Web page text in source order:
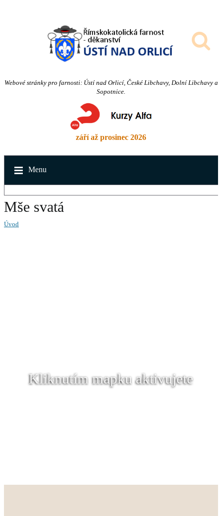
Webové stránky pro farnosti: Ústí nad Orlicí, České Libchavy, Dolní Libchavy a
Sopotnice.
září až prosinec 2026
Menu
Mše svatá
Úvod
Kliknutím mapku aktivujete